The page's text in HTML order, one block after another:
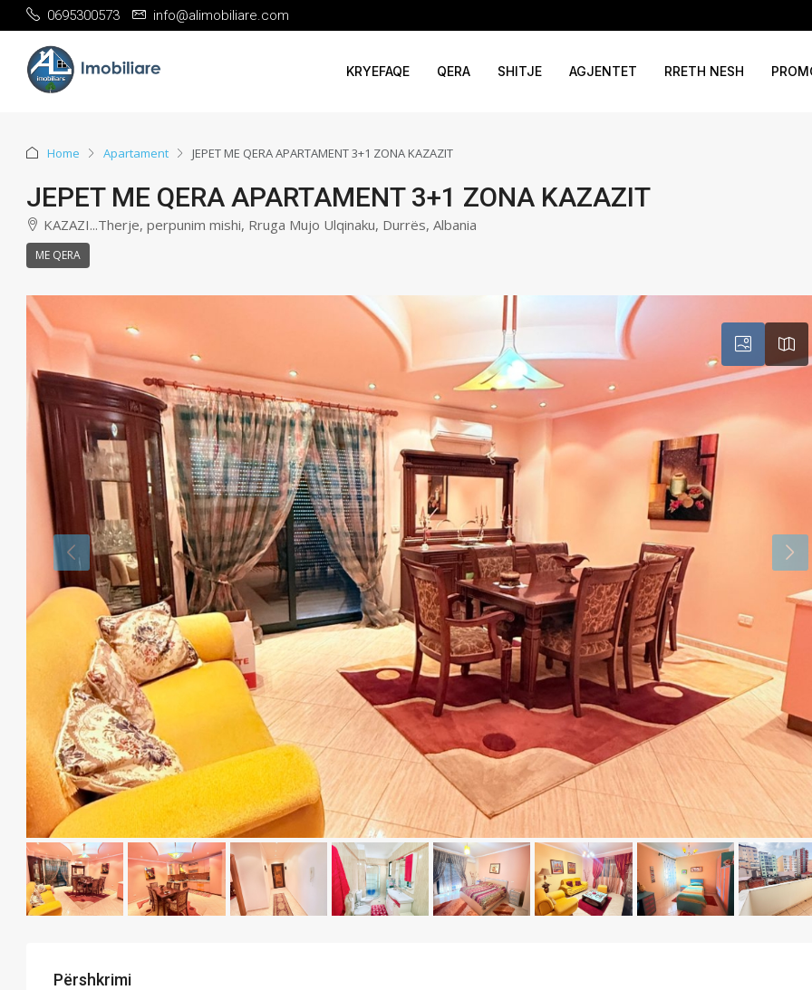
0695300573 info@alimobiliare.com
KRYEFAQE QERA SHITJE AGJENTET RRETH NESH
Home Apartament JEPET ME QERA APARTAMENT 3+1 ZONA KAZAZIT
JEPET ME QERA APARTAMENT 3+1 ZONA KAZAZIT
KAZAZI...Therje, perpunim mishi, Rruga Mujo Ulqinaku, Durrës, Albania
ME QERA
Përshkrimi